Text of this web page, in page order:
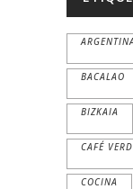
ARGENTINA
BACALAO
BIZKAIA
CAFÉ
COCINA